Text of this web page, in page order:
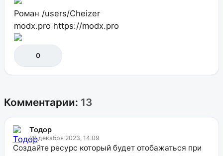
Роман /users/Cheizer
modx.pro https://modx.pro
0
Комментарии: 13
Тодор
29 декабря 2023, 14:09
Создайте ресурс который будет отобажаться при